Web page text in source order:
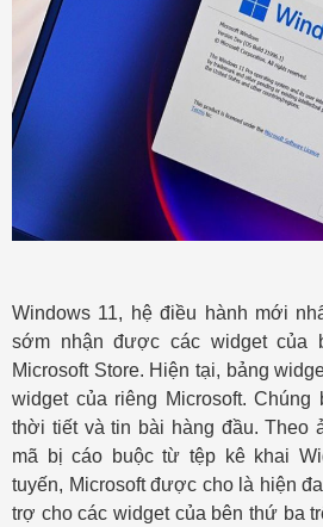
Windows 11, hệ điều hành mới
sớm nhận được các widget của
Microsoft Store. Hiện tại, bảng
widget của riêng Microsoft. Chúng
thời tiết và tin bài hàng đầu. Theo
mã bị cáo buộc từ tệp kê khai
tuyến, Microsoft được cho là hiện
trợ cho các widget của bên thứ ba